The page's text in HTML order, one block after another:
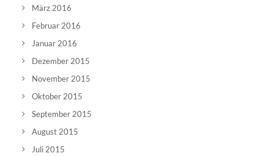
März 2016
Februar 2016
Januar 2016
Dezember 2015
November 2015
Oktober 2015
September 2015
August 2015
Juli 2015